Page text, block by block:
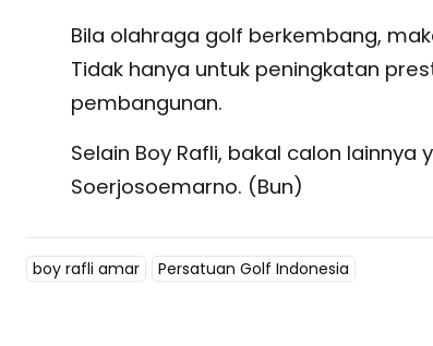
Bila olahraga golf berkembang,
Tidak hanya untuk peningkatan
pembangunan.
Selain Boy Rafli, bakal calon
Soerjosoemarno. (Bun)
boy rafli amar Persatuan Golf Indonesia